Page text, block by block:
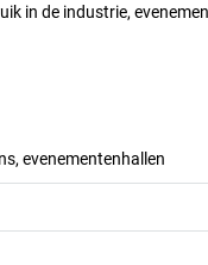
in de industrie,
evenementenhallen